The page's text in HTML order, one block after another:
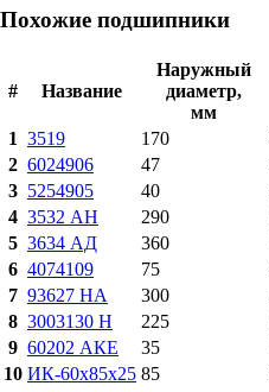
Похожие подшипники
# Название
Наружный
диаметр,
мм
1 3519 170
2 6024906 47
3 5254905 40
4 3532 АН 290
5 3634 АД 360
6 4074109 75
7 93627 НА 300
8 3003130 Н 225
9 60202 АКЕ 35
10 ИК-60х85х25 85